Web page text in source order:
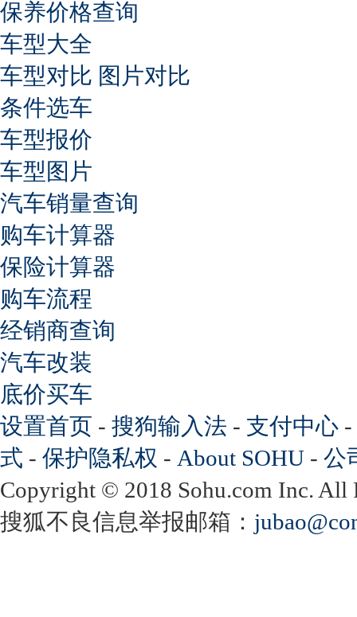
保养价格查询
车型大全
车型对比 图片对比
条件选车
车型报价
车型图片
汽车销量查询
购车计算器
保险计算器
购车流程
经销商查询
汽车改装
底价买车
设置首页 - 搜狗输入法 - 支付中心 -
式 - 保护隐私权 - About SOHU - 公
Copyright © 2018 Sohu.com Inc.
搜狐不良信息举报邮箱：